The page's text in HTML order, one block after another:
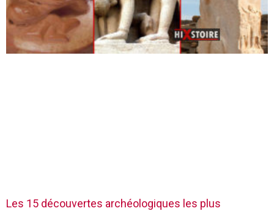
Les 15 découvertes archéologiques les plus